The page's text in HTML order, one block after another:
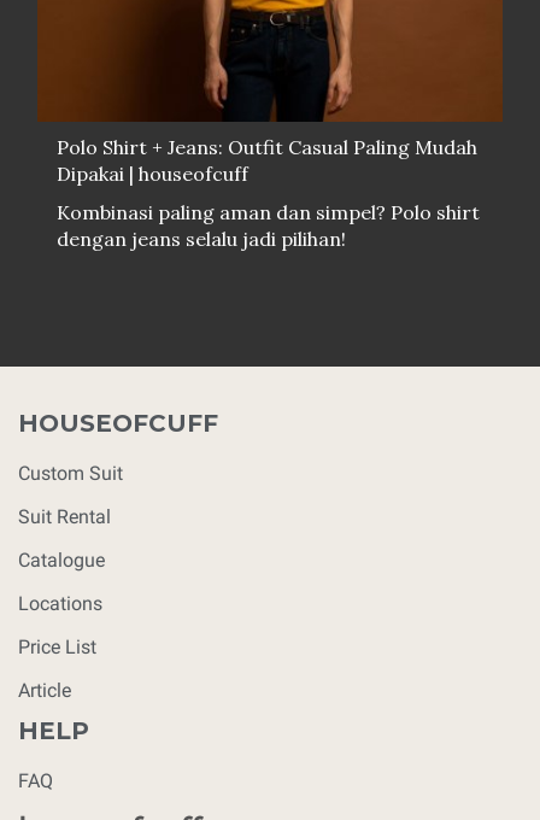
Polo Shirt + Jeans: Outfit Casual Paling Mudah
Dipakai | houseofcuff
Kombinasi paling aman dan simpel? Polo shirt
dengan jeans selalu jadi pilihan!
HOUSEOFCUFF
Custom Suit
Suit Rental
Catalogue
Locations
Price List
Article
HELP
FAQ